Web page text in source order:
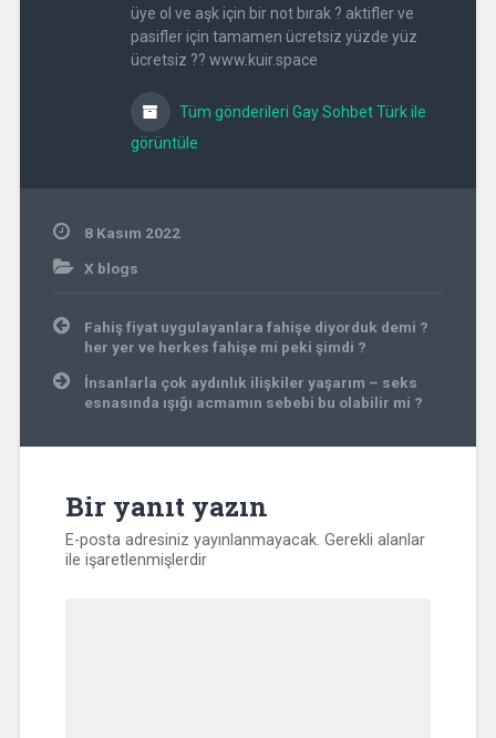
üye ol ve aşk için bir not bırak ? aktifler ve
pasifler için tamamen ücretsiz yüzde yüz
ücretsiz ?? www.kuir.space
Tüm gönderileri Gay Sohbet Türk ile
görüntüle
8 Kasım 2022
X blogs
Yazı
gezinmesi
Fahiş fiyat uygulayanlara fahişe diyorduk demi ?
her yer ve herkes fahişe mi peki şimdi ?
İnsanlarla çok aydınlık ilişkiler yaşarım – seks
esnasında ışığı acmamın sebebi bu olabilir mi ?
Bir yanıt yazın
E-posta adresiniz yayınlanmayacak. Gerekli alanlar
ile işaretlenmişlerdir